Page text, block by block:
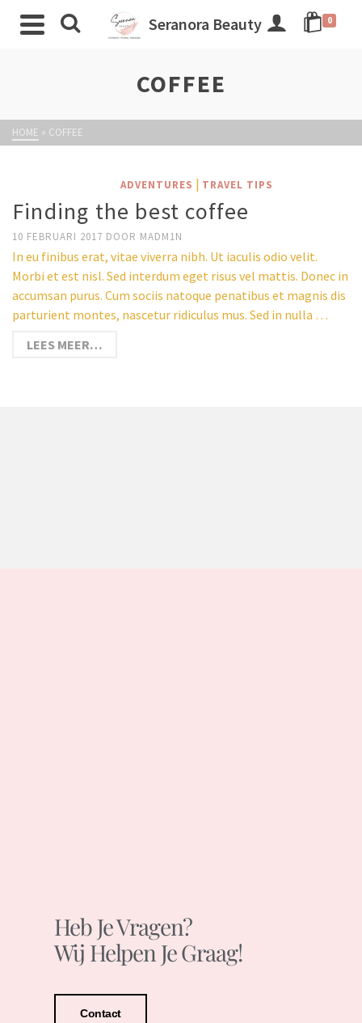
Seranora Beauty 0
COFFEE
HOME » COFFEE
ADVENTURES | TRAVEL TIPS
Finding the best coffee
10 FEBRUARI 2017 DOOR MADM1N
In eu finibus erat, vitae viverra nibh. Ut iaculis odio velit.
Morbi et est nisl. Sed interdum eget risus vel mattis. Donec in
accumsan purus. Cum sociis natoque penatibus et magnis dis
parturient montes, nascetur ridiculus mus. Sed in nulla …
LEES MEER…
Heb Je Vragen?
Wij Helpen Je Graag!
Contact